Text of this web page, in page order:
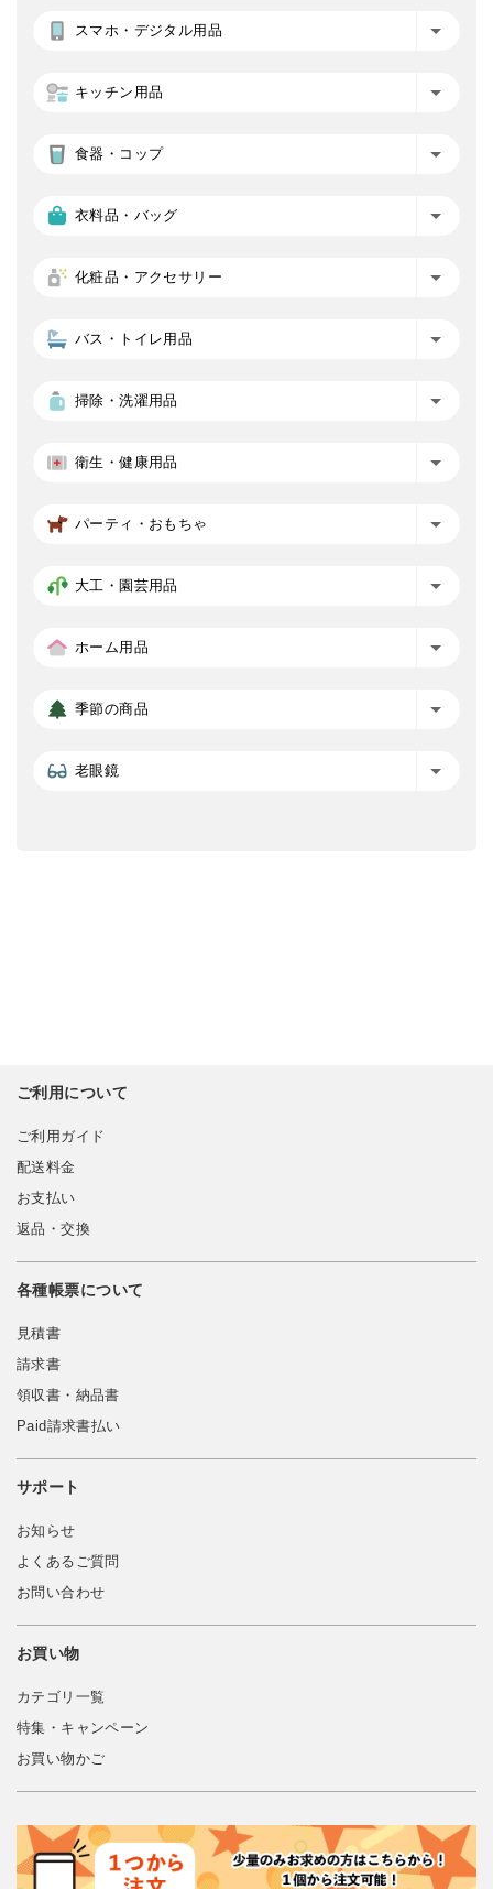
スマホ・デジタル用品
キッチン用品
食器・コップ
衣料品・バッグ
化粧品・アクセサリー
バス・トイレ用品
掃除・洗濯用品
衛生・健康用品
パーティ・おもちゃ
大工・園芸用品
ホーム用品
季節の商品
老眼鏡
ご利用について
ご利用ガイド
配送料金
お支払い
返品・交換
各種帳票について
見積書
請求書
領収書・納品書
Paid請求書払い
サポート
お知らせ
よくあるご質問
お問い合わせ
お買い物
カテゴリ一覧
特集・キャンペーン
お買い物かご